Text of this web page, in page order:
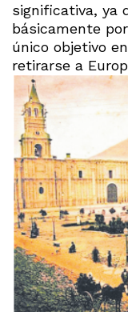
significativa, ya
básicamente
único objetivo
retirarse a